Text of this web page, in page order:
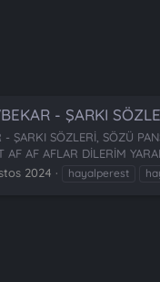
- ŞARKI
- ŞARKI SÖZLERİ, SÖZÜ
AF AFLAR DİLERİM
2024 hayalperest